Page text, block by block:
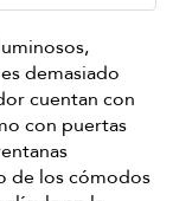
demasiado
cuentan con
con puertas
de los cómodos